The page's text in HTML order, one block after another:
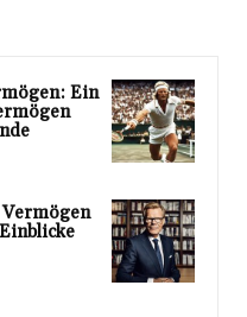
Ein
Vermögen